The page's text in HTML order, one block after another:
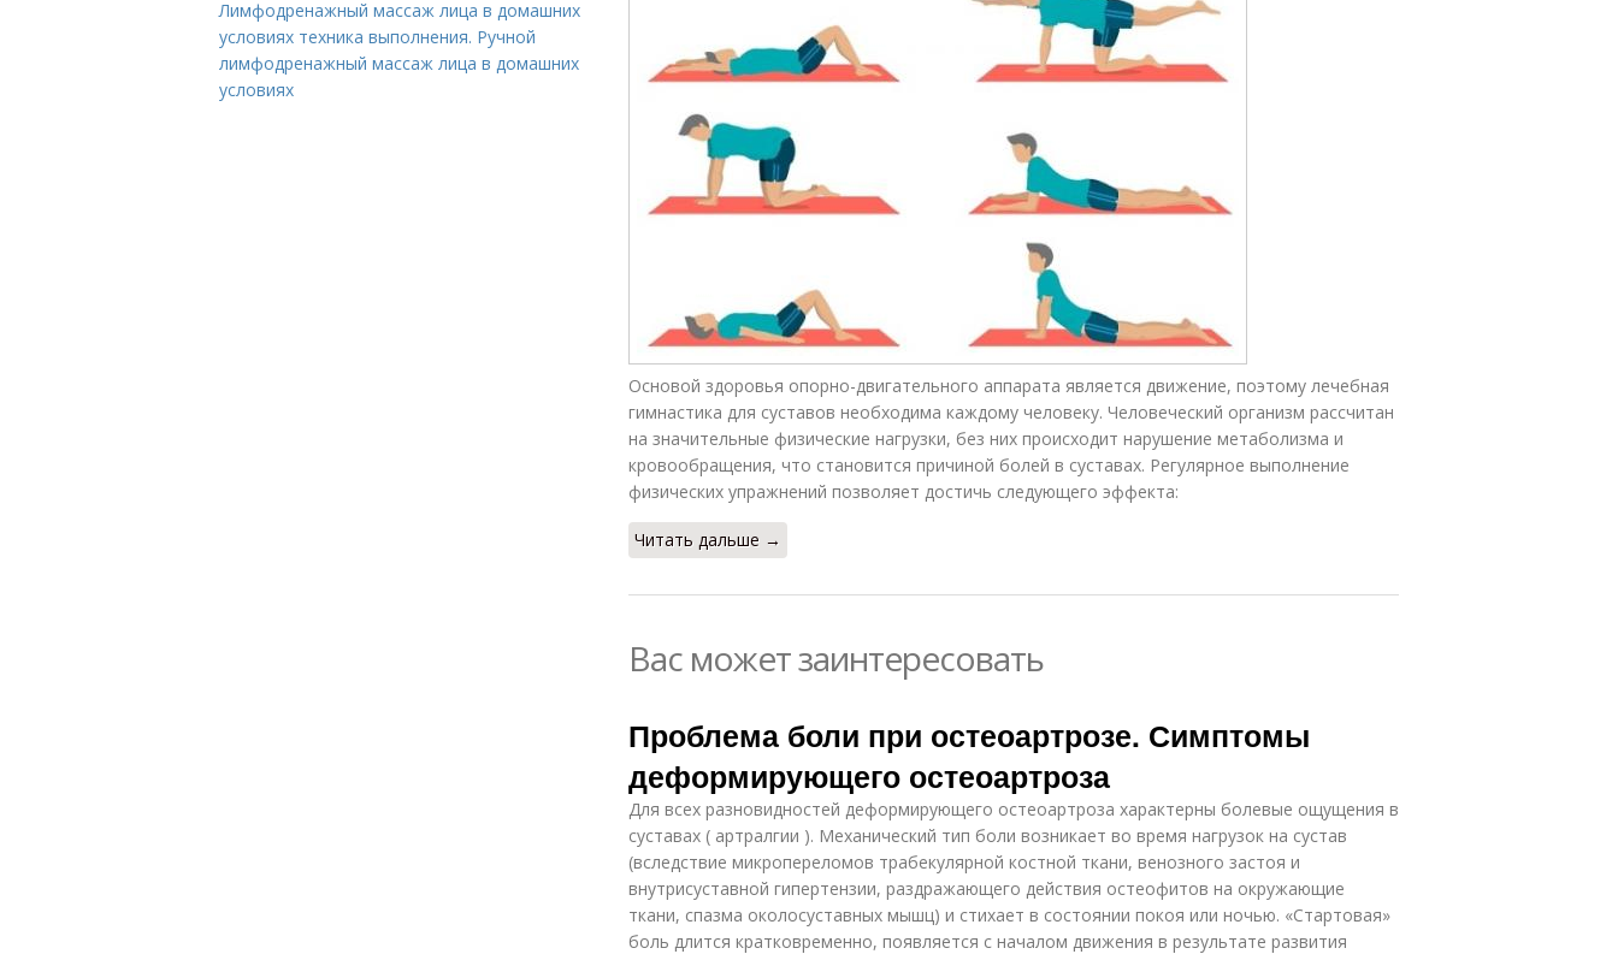
Основой здоровья опорно-двигательного аппарата является движение, поэтому лечебная
гимнастика для суставов необходима каждому человеку. Человеческий организм рассчитан
на значительные физические нагрузки, без них происходит нарушение метаболизма и
кровообращения, что становится причиной болей в суставах. Регулярное выполнение
физических упражнений позволяет достичь следующего эффекта:
Читать дальше →
Вас может заинтересовать
Проблема боли при остеоартрозе. Симптомы
деформирующего остеоартроза
Для всех разновидностей деформирующего остеоартроза характерны болевые ощущения в
суставах ( артралгии ). Механический тип боли возникает во время нагрузок на сустав
(вследствие микропереломов трабекулярной костной ткани, венозного застоя и
внутрисуставной гипертензии, раздражающего действия остеофитов на окружающие
ткани, спазма околосуставных мышц) и стихает в состоянии покоя или ночью. «Стартовая»
боль длится кратковременно, появляется с началом движения в результате развития
Лимфодренажный массаж лица в домашних
условиях техника выполнения. Ручной
лимфодренажный массаж лица в домашних
условиях